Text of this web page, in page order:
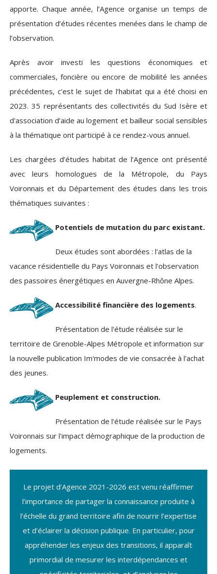
apporte. Chaque année, l’Agence organise un temps de
présentation d’études récentes menées dans le champ de
l’observation.
Après avoir investi les questions économiques et
commerciales, foncière ou encore de mobilité les années
précédentes, c’est le sujet de l’habitat qui a été choisi en
2023.35 représentants des collectivités du Sud Isère et
d'association d’aide au logement et bailleur social sensibles
à la thématique ont participé à ce rendez-vous annuel.
Les chargées d’études habitat de l’Agence ont présenté
avec leurs homologues de la Métropole, du Pays
Voironnais et du Département des études dans les trois
thématiques suivantes :
Potentiels de mutation du parc existant.
Deux études sont abordées : l'atlas de la
vacance résidentielle du Pays Voironnais et l'observation
des passoires énergétiques en Auvergne-Rhône Alpes.
Accessibilité financière des logements.
Présentation de l'étude réalisée sur le
territoire de Grenoble-Alpes Métropole et information sur
la nouvelle publication Im'modes de vie consacrée à l'achat
des jeunes.
Peuplement et construction.
Présentation de l'étude réalisée sur le Pays
Voironnais sur l'impact démographique de la production de
logements.
Le projet d’Agence 2021-2026 est venu réaffirmer
l’importance de partager la connaissance produite à
l’échelle du grand territoire afin de nourrir l’expertise
et d’éclairer la décision publique. En particulier, pour
appréhender les enjeux des transitions, il apparaît
primordial de mesurer les interdépendances et